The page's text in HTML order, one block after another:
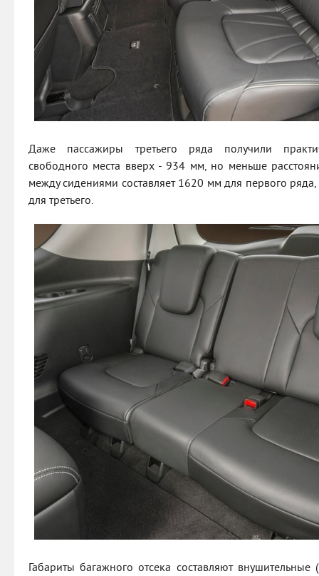
Даже пассажиры третьего ряда получили
свободного места вверх - 934 мм, но меньше
между сидениями составляет 1620 мм для первого
для третьего.
Габариты багажного отсека составляют внушительные